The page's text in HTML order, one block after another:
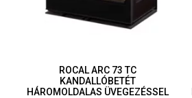
ROCAL ARC 73 TC
KANDALLÓBETÉT
HÁROMOLDALAS ÜVEGEZÉSSEL